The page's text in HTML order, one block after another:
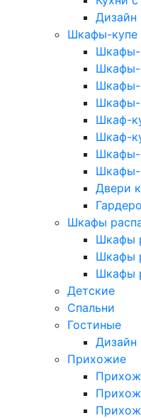
Дизайн
Шкафы-купе
Шкафы-
Шкафы-
Шкафы-
Шкафы-
Шкаф-
Шкаф-
Шкафы-
Шкафы-
Двери
Шкафы
Шкафы
Шкафы
Шкафы
Детские
Спальни
Гостиные
Дизайн
Прихожие